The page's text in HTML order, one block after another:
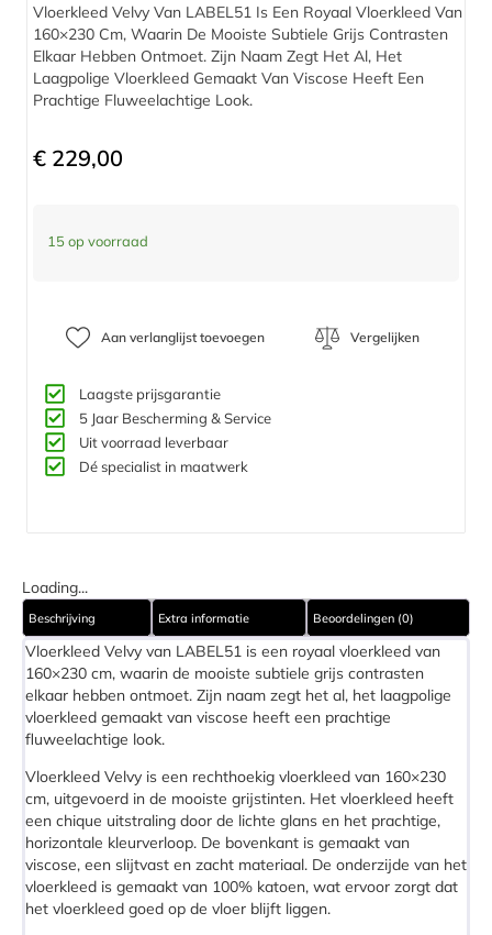
Vloerkleed Velvy Van LABEL51 Is Een Royaal Vloerkleed Van
160×230 Cm, Waarin De Mooiste Subtiele Grijs Contrasten
Elkaar Hebben Ontmoet. Zijn Naam Zegt Het Al, Het
Laagpolige Vloerkleed Gemaakt Van Viscose Heeft Een
Prachtige Fluweelachtige Look.
€ 229,00
15 op voorraad
Aan verlanglijst toevoegen Vergelijken
Laagste prijsgarantie
5 Jaar Bescherming & Service​
Uit voorraad leverbaar
Dé specialist in maatwerk
Loading...
Beschrijving Extra informatie Beoordelingen (0)
Vloerkleed Velvy van LABEL51 is een royaal vloerkleed van
160×230 cm, waarin de mooiste subtiele grijs contrasten
elkaar hebben ontmoet. Zijn naam zegt het al, het laagpolige
vloerkleed gemaakt van viscose heeft een prachtige
fluweelachtige look.
Vloerkleed Velvy is een rechthoekig vloerkleed van 160×230
cm, uitgevoerd in de mooiste grijstinten. Het vloerkleed heeft
een chique uitstraling door de lichte glans en het prachtige,
horizontale kleurverloop. De bovenkant is gemaakt van
viscose, een slijtvast en zacht materiaal. De onderzijde van het
vloerkleed is gemaakt van 100% katoen, wat ervoor zorgt dat
het vloerkleed goed op de vloer blijft liggen.